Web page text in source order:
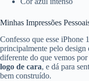
Minhas Impressões
Confesso que esse iPhone
principalmente pelo design
diferente do que vemos por
logo de cara, e dá para
bem construído.